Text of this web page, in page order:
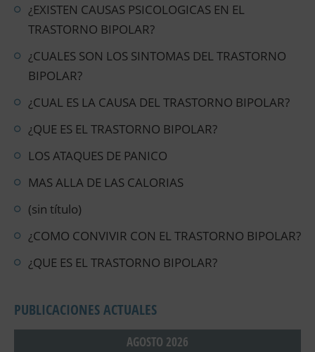
¿EXISTEN CAUSAS PSICOLOGICAS EN EL
TRASTORNO BIPOLAR?
¿CUALES SON LOS SINTOMAS DEL TRASTORNO
BIPOLAR?
¿CUAL ES LA CAUSA DEL TRASTORNO BIPOLAR?
¿QUE ES EL TRASTORNO BIPOLAR?
LOS ATAQUES DE PANICO
MAS ALLA DE LAS CALORIAS
(sin título)
¿COMO CONVIVIR CON EL TRASTORNO BIPOLAR?
¿QUE ES EL TRASTORNO BIPOLAR?
PUBLICACIONES ACTUALES
AGOSTO 2026